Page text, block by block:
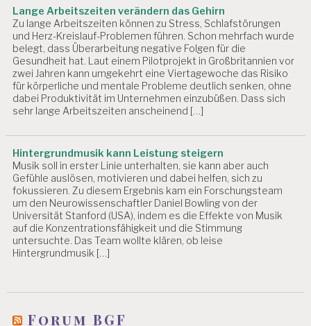
Lange Arbeitszeiten verändern das Gehirn
Zu lange Arbeitszeiten können zu Stress, Schlafstörungen
und Herz-Kreislauf-Problemen führen. Schon mehrfach wurde
belegt, dass Überarbeitung negative Folgen für die
Gesundheit hat. Laut einem Pilotprojekt in Großbritannien vor
zwei Jahren kann umgekehrt eine Viertagewoche das Risiko
für körperliche und mentale Probleme deutlich senken, ohne
dabei Produktivität im Unternehmen einzubüßen. Dass sich
sehr lange Arbeitszeiten anscheinend […]
Hintergrundmusik kann Leistung steigern
Musik soll in erster Linie unterhalten, sie kann aber auch
Gefühle auslösen, motivieren und dabei helfen, sich zu
fokussieren. Zu diesem Ergebnis kam ein Forschungsteam
um den Neurowissenschaftler Daniel Bowling von der
Universität Stanford (USA), indem es die Effekte von Musik
auf die Konzentrationsfähigkeit und die Stimmung
untersuchte. Das Team wollte klären, ob leise
Hintergrundmusik […]
Forum BGF